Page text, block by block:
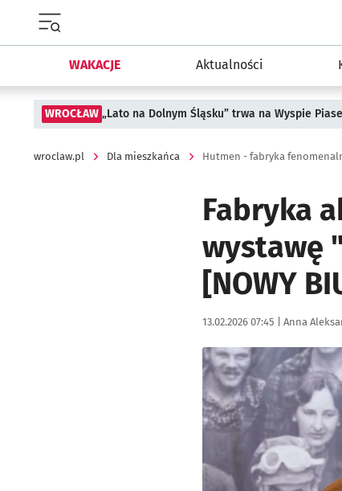
WAKACJE Aktualności
WROCŁAW „Lato na Dolnym Śląsku” trwa na Wyspie
wroclaw.pl Dla mieszkańca Hutmen - fabryka
Fabryka
wystawę
[NOWY
Data publikacji:
13.02.2026 07:45 | Autor:
Anna
Kliknij, aby powiększyć